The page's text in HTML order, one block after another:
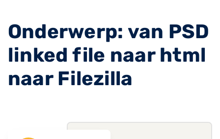
Onderwerp: van PSD
linked file naar html
naar Filezilla